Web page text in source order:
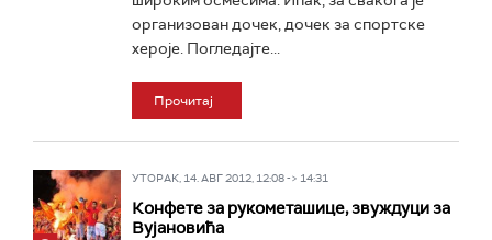
организован дочек, дочек за спортске
хероје. Погледајте...
Прочитај
УТОРАК, 14. АВГ 2012, 12:08 -> 14:31
Конфете за рукометашице, звуждуци за
Вујановића